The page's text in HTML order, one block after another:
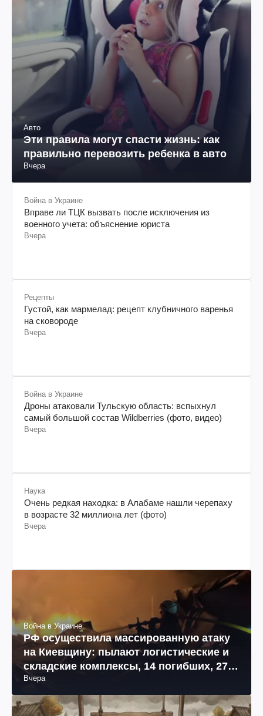
Авто
Эти правила могут спасти жизнь: как
правильно перевозить ребенка в авто
Вчера
Война в Украине
Вправе ли ТЦК вызвать после исключения из
военного учета: объяснение юриста
Вчера
Рецепты
Густой, как мармелад: рецепт клубничного варенья
на сковороде
Вчера
Война в Украине
Дроны атаковали Тульскую область: вспыхнул
самый большой состав Wildberries (фото, видео)
Вчера
Наука
Очень редкая находка: в Алабаме нашли черепаху
в возрасте 32 миллиона лет (фото)
Вчера
Война в Украине
РФ осуществила массированную атаку
на Киевщину: пылают логистические и
складские комплексы, 14 погибших, 27
раненых (фото, видео)
Вчера